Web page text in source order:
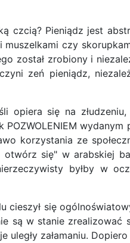
czcią? Pieniądz jest
czy
został zrobiony i
zeń pieniądz,
się na
wydanym
korzystania ze
się" w arabskiej
byłby w
się
są w stanie
załamaniu.